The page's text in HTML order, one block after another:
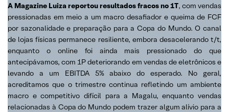
A Magazine Luiza reportou resultados fracos no 1T, com vendas
pressionadas em meio a um macro desafiador e queima de FCF
por sazonalidade e preparação para a Copa do Mundo. O canal
de lojas físicas permanece resiliente, embora desacelerando t/t,
enquanto o online foi ainda mais pressionado do que
antecipávamos, com 1P deteriorando em vendas de eletrônicos e
levando a um EBITDA 5% abaixo do esperado. No geral,
acreditamos que o trimestre continua refletindo um ambiente
macro e competitivo difícil para a Magalu, enquanto vendas
relacionadas à Copa do Mundo podem trazer algum alívio para a